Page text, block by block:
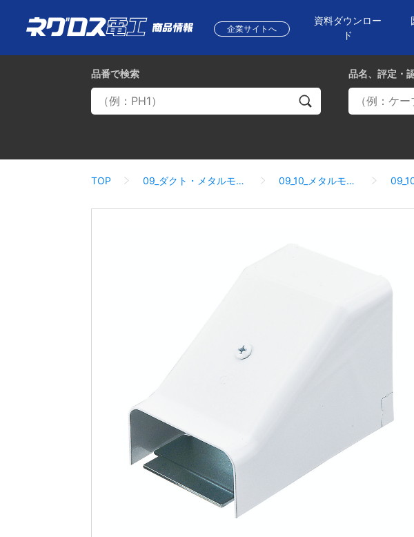
企業サイトへ
資料ダウンロー
ド
品番で検索 品名、評定・
TOP 09_ダクト・メタルモール 09_10_メタルモール